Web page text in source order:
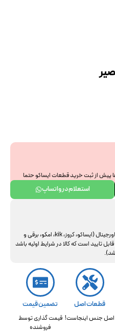
پیش از ثبت خرید قطعات ایساکو حتما
همراهی و درک شما سپاسگزاریم.
استعلام در واتساپ
درخواست مرجوع کردن کالا در گروه اجناس اورجینال (ایساکو، کروز، kik، امکو، برقی و
تایید است که کالا در شرایط اولیه باشد
قطعات اصل
اصل جنس اینجاست!
تضمین قیمت
قیمت گذاری توسط
فروشنده